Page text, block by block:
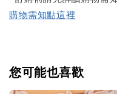
購物需知點這裡
您可能也喜歡